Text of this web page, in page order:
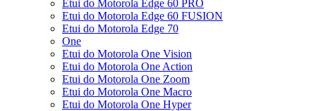
Etui do Motorola Edge 60 PRO
Etui do Motorola Edge 60 FUSION
Etui do Motorola Edge 70
One
Etui do Motorola One Vision
Etui do Motorola One Action
Etui do Motorola One Zoom
Etui do Motorola One Macro
Etui do Motorola One Hyper